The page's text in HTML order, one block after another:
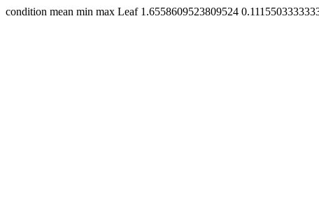
condition mean min max Leaf 1.6558609523809524